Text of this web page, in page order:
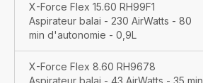
X-Force Flex 15.60 RH99F1
Aspirateur balai - 230 AirWatts - 80
min d'autonomie - 0,9L
X-Force Flex 8.60 RH9678
Aspirateur balai - 43 AirWatts - 35 min